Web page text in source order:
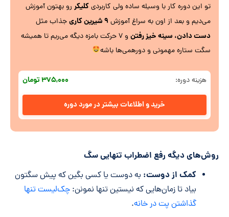
تو این دوره کار با وسیله ساده ولی کاربردیکلیکر رو بهتون آموزش
می‌دیم و بعد از اون به سراغ آموزش ۹ شیرین کاری جذاب مثل
دست دادن، سینه خیز رفتن
و ۷ حرکت بامزه دیگه می‌ریم تا همیشه
سگت ستاره مهمونی و دورهمی‌ها باشه
هزینه دوره: ۳۷۵,۰۰۰ تومان
خرید و اطلاعات بیشتر در مورد دوره
روش‌های دیگه رفع اضطراب تنهایی سگ
کمک از دوست: به دوست یا کسی بگین که پیش سگتون
بیاد تا زمان‌هایی که نیستین تنها نمونن: چک‌لیست تنها
گذاشتن پت در خانه.